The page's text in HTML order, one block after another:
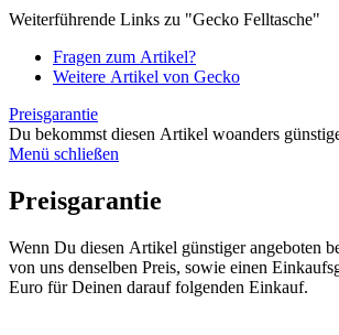
Weiterführende Links zu "Gecko Felltasche"
Fragen zum Artikel?
Weitere Artikel von Gecko
Preisgarantie
Du bekommst diesen Artikel woanders
Menü schließen
Preisgarantie
Wenn Du diesen Artikel günstiger angeboten
von uns denselben Preis, sowie einen
Euro für Deinen darauf folgenden Einkauf.